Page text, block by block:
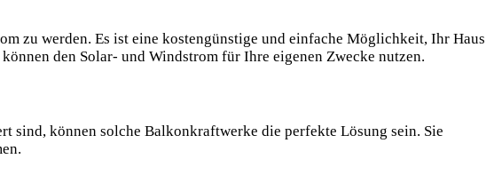
zu werden. Es ist eine kostengünstige und einfache Möglichkeit, Ihr Haus
den Solar- und Windstrom für Ihre eigenen Zwecke nutzen.
sind, können solche Balkonkraftwerke die perfekte Lösung sein. Sie